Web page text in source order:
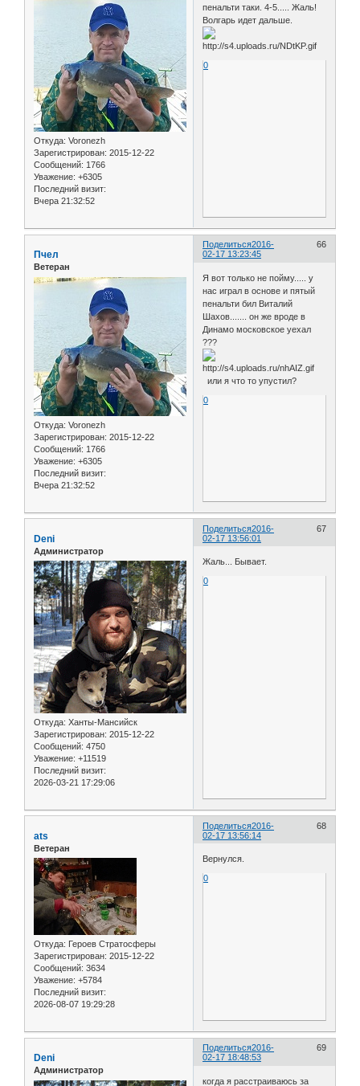
Откуда: Voronezh
Зарегистрирован: 2015-12-22
Сообщений: 1766
Уважение: +6305
Последний визит:
Вчера 21:32:52
пенальти таки. 4-5..... Жаль!
Волгарь идет дальше.
0
Поделиться 66
2016-
02-17 13:23:45
Пчел
Ветеран
Откуда: Voronezh
Зарегистрирован: 2015-12-22
Сообщений: 1766
Уважение: +6305
Последний визит:
Вчера 21:32:52
Я вот только не пойму..... у
нас играл в основе и пятый
пенальти бил Виталий
Шахов....... он же вроде в
Динамо московское уехал
???
или я что то упустил?
0
Поделиться 67
2016-
02-17 13:56:01
Deni
Администратор
Откуда: Ханты-Мансийск
Зарегистрирован: 2015-12-22
Сообщений: 4750
Уважение: +11519
Последний визит:
2026-03-21 17:29:06
Жаль... Бывает.
0
Поделиться 68
2016-
02-17 13:56:14
ats
Ветеран
Откуда: Героев Стратосферы
Зарегистрирован: 2015-12-22
Сообщений: 3634
Уважение: +5784
Последний визит:
2026-08-07 19:29:28
Вернулся.
0
Поделиться 69
2016-
02-17 18:48:53
Deni
Администратор
когда я расстраиваюсь за